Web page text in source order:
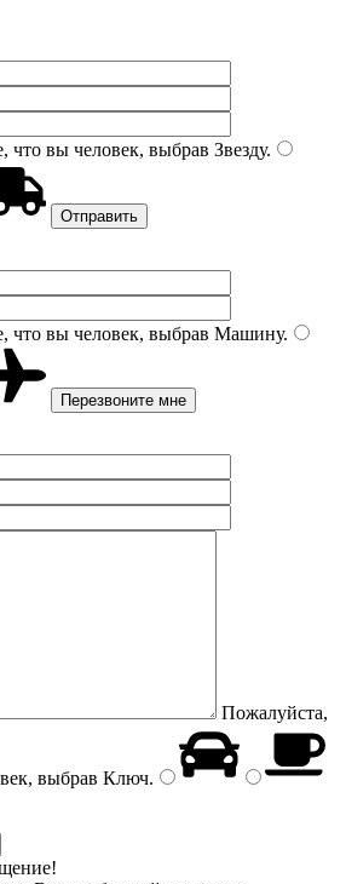
что вы человек, выбрав Звезду.
что вы человек, выбрав Машину.
Пожалуйста,
выбрав Ключ.